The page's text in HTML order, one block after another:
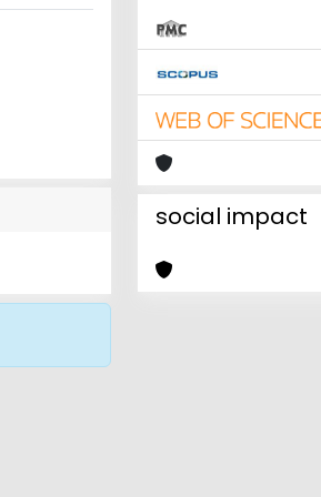
social impact